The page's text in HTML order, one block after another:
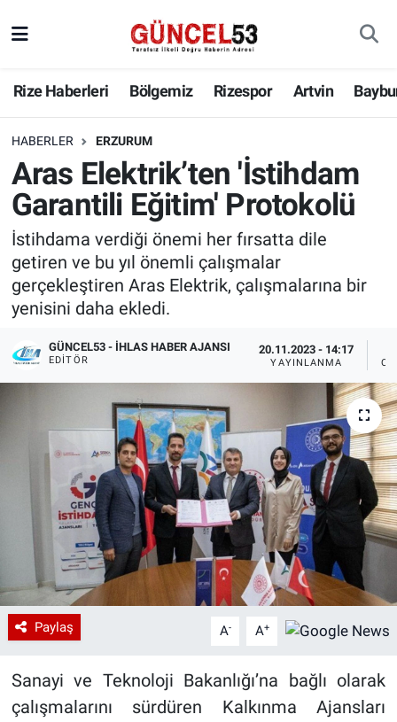
Rize Haberleri Bölgemiz Rizespor Artvin
HABERLER ERZURUM
Aras Elektrik’ten 'İstihdam
Garantili Eğitim' Protokolü
İstihdama verdiği önemi her fırsatta dile
getiren ve bu yıl önemli çalışmalar
gerçekleştiren Aras Elektrik, çalışmalarına bir
yenisini daha ekledi.
GÜNCEL53 - İHLAS HABER AJANSI
EDITÖR
20.11.2023 - 14:17
YAYINLANMA
Paylaş A- A+
Sanayi ve Teknoloji Bakanlığı’na bağlı olarak
çalışmalarını sürdüren Kalkınma Ajansları